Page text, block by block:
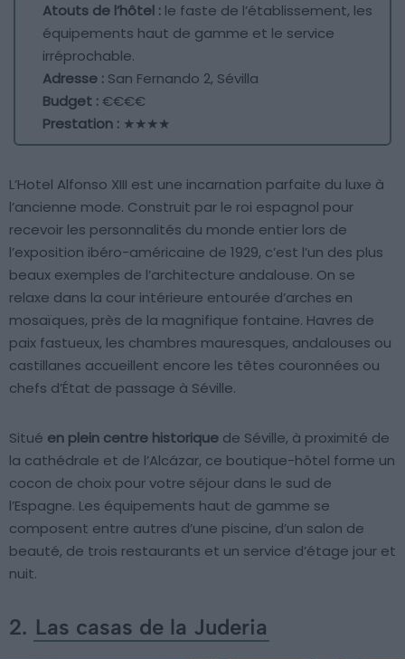
Atouts de l’hôtel : le faste de l’établissement, les
équipements haut de gamme et le service
irréprochable.
Adresse : San Fernando 2, Sévilla
Budget :€€€€
Prestation : ★★★★
L’Hotel Alfonso XIII est une incarnation parfaite du luxe à
l’ancienne mode. Construit par le roi espagnol pour
recevoir les personnalités du monde entier lors de
l’exposition ibéro-américaine de 1929, c’est l’un des plus
beaux exemples de l’architecture andalouse. On se
relaxe dans la cour intérieure entourée d’arches en
mosaïques, près de la magnifique fontaine. Havres de
paix fastueux, les chambres mauresques, andalouses ou
castillanes accueillent encore les têtes couronnées ou
chefs d’État de passage à Séville.
Situé en plein centre historique de Séville, à proximité de
la cathédrale et de l’Alcázar, ce boutique-hôtel forme un
cocon de choix pour votre séjour dans le sud de
l’Espagne. Les équipements haut de gamme se
composent entre autres d’une piscine, d’un salon de
beauté, de trois restaurants et un service d’étage jour et
nuit.
2. Las casas de la Juderia